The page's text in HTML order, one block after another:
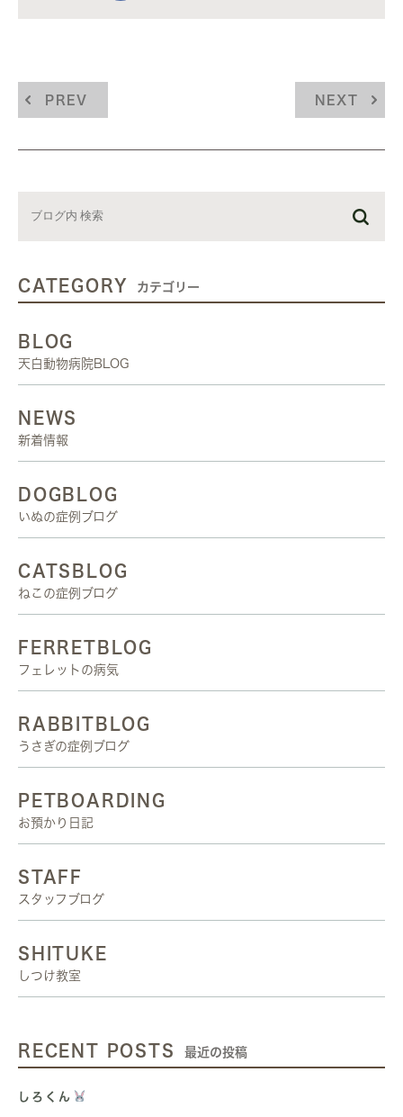
PREV NEXT
CATEGORY カテゴリー
BLOG
天白動物病院BLOG
NEWS
新着情報
DOGBLOG
いぬの症例ブログ
CATSBLOG
ねこの症例ブログ
FERRETBLOG
フェレットの病気
RABBITBLOG
うさぎの症例ブログ
PETBOARDING
お預かり日記
STAFF
スタッフブログ
SHITUKE
しつけ教室
RECENT POSTS 最近の投稿
しろくん